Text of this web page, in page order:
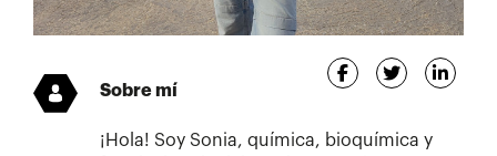
Sobre mí
¡Hola! Soy Sonia, química, bioquímica y